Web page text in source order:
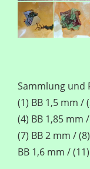
Sammlung und
(1) BB 1,5 mm /
(4) BB 1,85 mm
(7) BB 2 mm /
BB 1,6 mm /